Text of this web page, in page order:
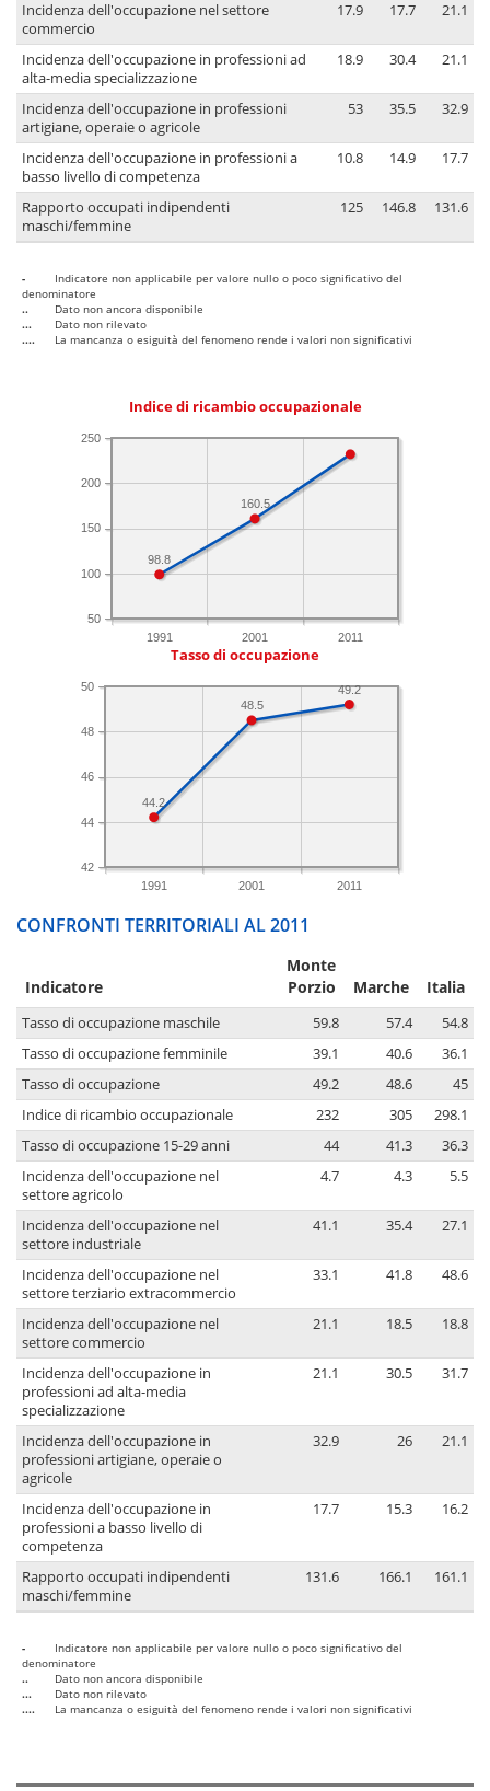
Incidenza dell'occupazione nel settore
commercio
17.9 17.7 21.1
Incidenza dell'occupazione in professioni ad
alta-media specializzazione
18.9 30.4 21.1
Incidenza dell'occupazione in professioni
artigiane, operaie o agricole
53 35.5 32.9
Incidenza dell'occupazione in professioni a
basso livello di competenza
10.8 14.9 17.7
Rapporto occupati indipendenti
maschi/femmine
125 146.8 131.6
-
Indicatore non applicabile per valore nullo o poco significativo del
denominatore
..
Dato non ancora disponibile
...
Dato non rilevato
....
La mancanza o esiguità del fenomeno rende i valori non significativi
Indice di ricambio occupazionale
1991 2001 2011
50
100
150
200
250
160.5
98.8
Tasso di occupazione
1991 2001 2011
42
44
46
48
50
49.2
48.5
44.2
CONFRONTI TERRITORIALI AL 2011
Indicatore
Monte
Porzio
Marche Italia
Tasso di occupazione maschile 59.8 57.4
54.8
Tasso di occupazione femminile
39.1 40.6
36.1
Tasso di occupazione
49.2 48.6
45
Indice di ricambio occupazionale
232 305
298.1
Tasso di occupazione 15-29 anni
44 41.3
36.3
Incidenza dell'occupazione nel
settore agricolo
4.7 4.3 5.5
Incidenza dell'occupazione nel
settore industriale
41.1 35.4 27.1
Incidenza dell'occupazione nel
settore terziario extracommercio
33.1 41.8 48.6
Incidenza dell'occupazione nel
settore commercio
21.1 18.5 18.8
Incidenza dell'occupazione in
professioni ad alta-media
specializzazione
21.1 30.5 31.7
Incidenza dell'occupazione in
professioni artigiane, operaie o
agricole
32.9 26 21.1
Incidenza dell'occupazione in
professioni a basso livello di
competenza
17.7 15.3 16.2
Rapporto occupati indipendenti
maschi/femmine
131.6 166.1 161.1
-
Indicatore non applicabile per valore nullo o poco significativo del
denominatore
..
Dato non ancora disponibile
...
Dato non rilevato
....
La mancanza o esiguità del fenomeno rende i valori non significativi